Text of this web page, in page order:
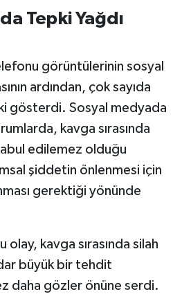
Tepki Yağdı
görüntülerinin sosyal
ardından, çok sayıda
gösterdi. Sosyal medyada
kavga sırasında
edilemez olduğu
şiddetin önlenmesi için
gerektiği yönünde
kavga sırasında silah
büyük bir tehdit
daha gözler önüne serdi.